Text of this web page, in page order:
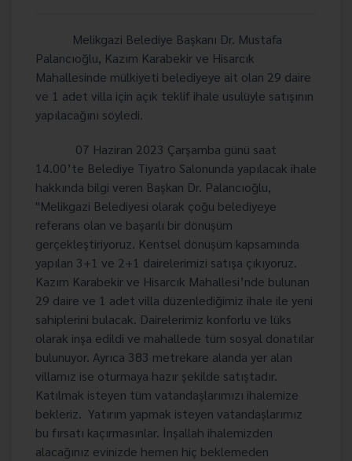
Melikgazi Belediye Başkanı Dr. Mustafa
Palancıoğlu, Kazım Karabekir ve Hisarcık
Mahallesinde mülkiyeti belediyeye ait olan 29 daire
ve 1 adet villa için açık teklif ihale usulüyle satışının
yapılacağını söyledi.
07 Haziran 2023 Çarşamba günü saat
14.00’te Belediye Tiyatro Salonunda yapılacak ihale
hakkında bilgi veren Başkan Dr. Palancıoğlu,
"Melikgazi Belediyesi olarak çoğu belediyeye
referans olan ve başarılı bir dönüşüm
gerçekleştiriyoruz. Kentsel dönüşüm kapsamında
yapılan 3+1 ve 2+1 dairelerimizi satışa çıkıyoruz.
Kazım Karabekir ve Hisarcık Mahallesi’nde bulunan
29 daire ve 1 adet villa düzenlediğimiz ihale ile yeni
sahiplerini bulacak. Dairelerimiz konforlu ve lüks
olarak inşa edildi ve mahallede tüm sosyal donatılar
bulunuyor. Ayrıca 383 metrekare alanda yer alan
villamız ise oturmaya hazır şekilde satıştadır.
Katılmak isteyen tüm vatandaşlarımızı ihalemize
bekleriz. Yatırım yapmak isteyen vatandaşlarımız
bu fırsatı kaçırmasınlar. İnşallah ihalemizden
alacağınız evinizde hemen hiç beklemeden